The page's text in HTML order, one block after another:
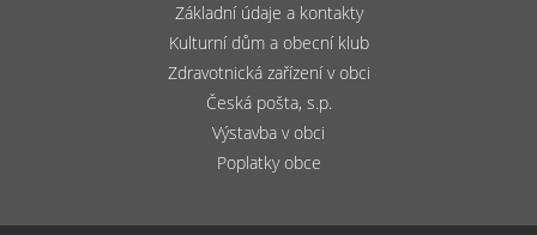
Základní údaje a kontakty
Kulturní dům a obecní klub
Zdravotnická zařízení v obci
Česká pošta, s.p.
Výstavba v obci
Poplatky obce